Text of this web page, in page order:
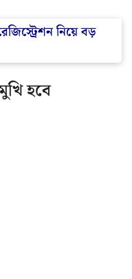
নিয়ে বড়
হবে